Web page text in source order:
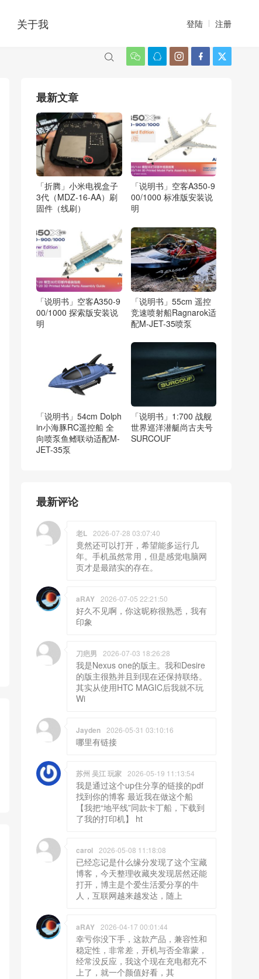
关于我 登陆 注册
    

最新文章
「折腾」小米电视盒子
3代（MDZ-16-AA）刷
固件（线刷）
「说明书」空客A350-9
00/1000 标准版安装说
明
「说明书」空客A350-9
00/1000 探索版安装说
明
「说明书」55cm 遥控
竞速喷射船Ragnarok适
配M-JET-35喷泵
「说明书」54cm Dolph
in小海豚RC遥控船 全
向喷泵鱼鳍联动适配M-
JET-35泵
「说明书」1:700 战舰
世界巡洋潜艇尚古夫号
SURCOUF
最新评论
老L 2026-07-28 03:07:40
竟然还可以打开，希望能多运行几
年。手机虽然常用，但是感觉电脑网
页才是最踏实的存在。
aRAY 2026-07-05 22:21:50
好久不见啊，你这昵称很熟悉，我有
印象
刀疤男 2026-07-03 18:26:28
我是Nexus one的版主。我和Desire
的版主很熟并且到现在还保持联络。
其实从使用HTC MAGIC后我就不玩
Wi
Jayden 2026-05-31 03:10:16
哪里有链接
苏州 吴江 玩家 2026-05-19 11:13:54
我是通过这个up住分享的链接的pdf
找到你的博客 最近我在做这个船
【我把“地平线”同款卡丁船，下载到
了我的打印机】 ht
carol 2026-05-08 11:18:08
已经忘记是什么缘分发现了这个宝藏
博客，今天整理收藏夹发现居然还能
打开，博主是个爱生活爱分享的牛
人，互联网越来越发达，随上
aRAY 2026-04-17 00:01:44
幸亏你没下手，这款产品，兼容性和
稳定性，非常差，开机与否全靠蒙，
经常没反应，我这个现在充电都充不
上了，就一个颜值好看，其